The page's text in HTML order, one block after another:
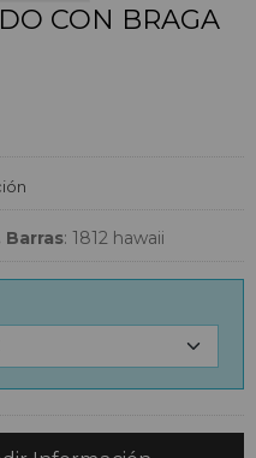
CON BRAGA
Barras: 1812 hawaii